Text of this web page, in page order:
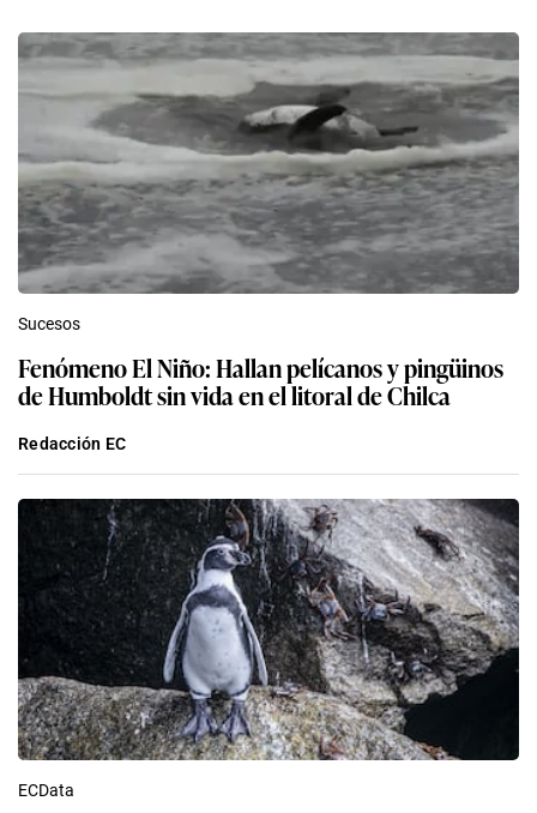
Sucesos
Fenómeno El Niño: Hallan pelícanos y pingüinos
de Humboldt sin vida en el litoral de Chilca
Redacción EC
ECData